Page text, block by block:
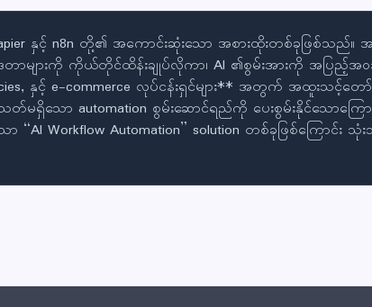
နှင့် n8n တို့၏ အကောင်းဆုံးသော အစားထိုးတစ်ခုဖြစ်သည်။ အ
ဒေတာများကို ကိုယ်တိုင်ထိန်းချုပ်လိုကာ၊ AI ၏စွမ်းအားကို အပြည့်အ
နှင့် e-commerce လုပ်ငန်းရှင်များ** အတွက် အထူးသင့်တ
သော automation စွမ်းဆောင်ရည်ကို ပေးစွမ်းနိုင်သောကြေ
Workflow Automation” solution တစ်ခုဖြစ်ကြောင်း သုံ